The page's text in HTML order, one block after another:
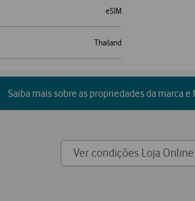
eSIM
Thailand
Saiba mais sobre as propriedades da marca
Ver condições Loja Online